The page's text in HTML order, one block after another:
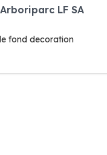
LF SA
fond decoration